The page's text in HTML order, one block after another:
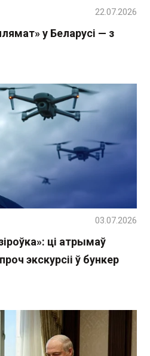
у Беларусі — з
22.07.2026
ці атрымаў
экскурсіі ў бункер
03.07.2026